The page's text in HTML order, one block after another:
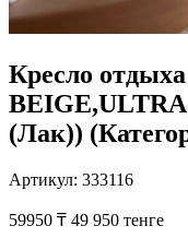
Кресло
(Лак))
Артикул: 333116
59950 ₸ 49 950 тенге